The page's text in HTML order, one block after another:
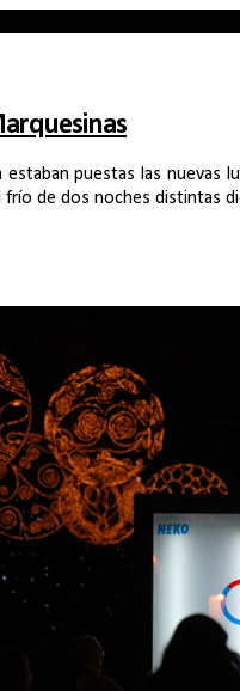
puestas las nuevas
de dos noches distintas